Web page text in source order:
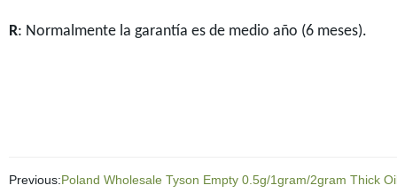
R: Normalmente la garantía es de medio año (6 meses).
Previous:Poland Wholesale Tyson Empty 0.5g/1gram/2gram Thick